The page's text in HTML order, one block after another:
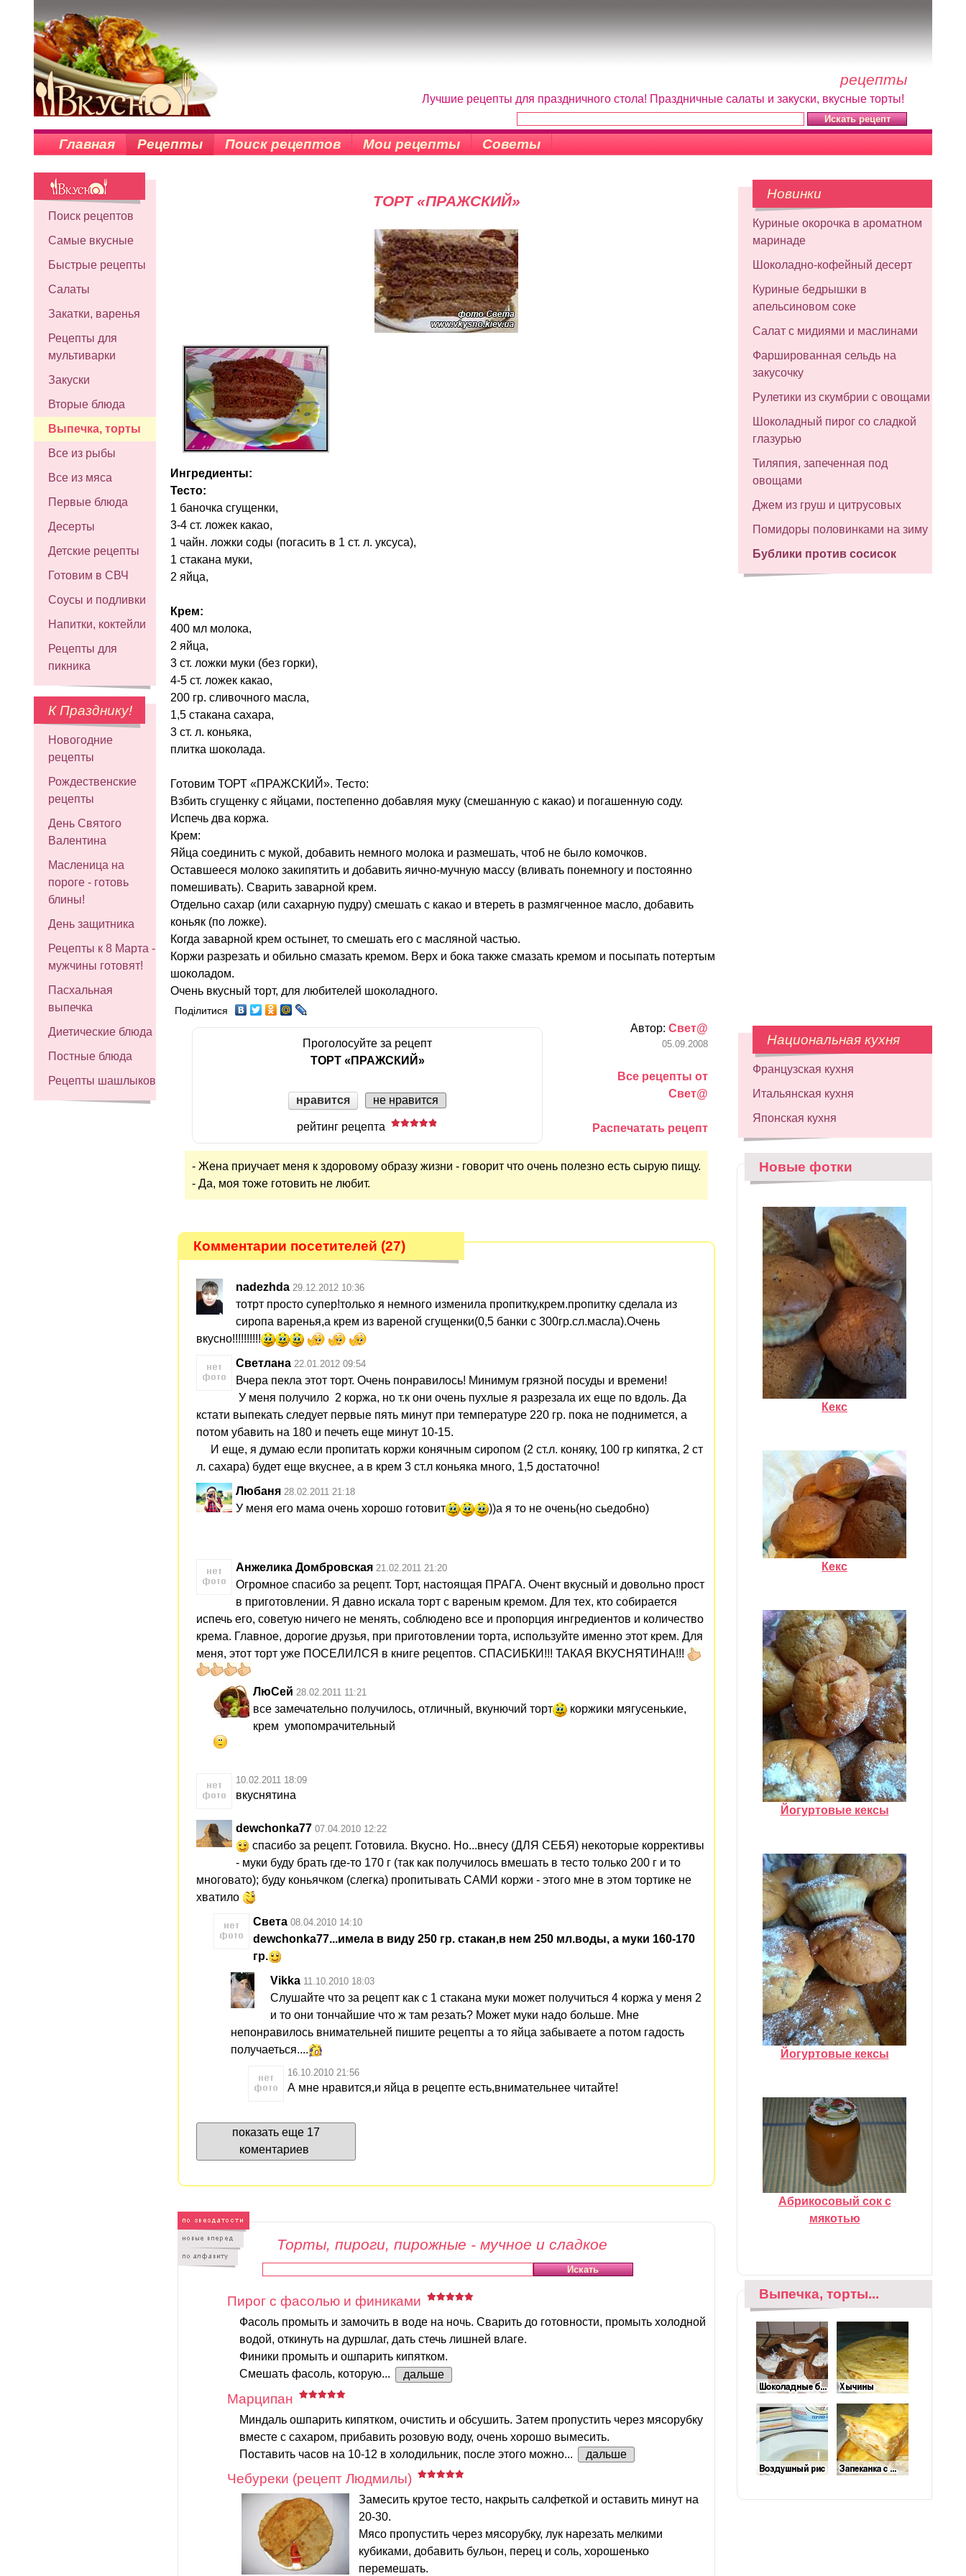
рецепты
Лучшие рецепты для праздничного стола! Праздничные салаты и закуски, вкусные торты!
Главная Рецепты Поиск рецептов Мои рецепты Советы
Поиск рецептов
Самые вкусные
Быстрые рецепты
Салаты
Закатки, варенья
Рецепты для
мультиварки
Закуски
Вторые блюда
Выпечка, торты
Все из рыбы
Все из мяса
Первые блюда
Десерты
Детские рецепты
Готовим в СВЧ
Соусы и подливки
Напитки, коктейли
Рецепты для
пикника
К Празднику!
Новогодние
рецепты
Рождественские
рецепты
День Святого
Валентина
Масленица на
пороге - готовь
блины!
День защитника
Рецепты к 8 Марта -
мужчины готовят!
Пасхальная
выпечка
Диетические блюда
Постные блюда
Рецепты шашлыков
ТОРТ «ПРАЖСКИЙ»
Ингредиенты:
Тесто:
1 баночка сгущенки,
3-4 ст. ложек какао,
1 чайн. ложки соды (погасить в 1 ст. л. уксуса),
1 стакана муки,
2 яйца,
Крем:
400 мл молока,
2 яйца,
3 ст. ложки муки (без горки),
4-5 ст. ложек какао,
200 гр. сливочного масла,
1,5 стакана сахара,
3 ст. л. коньяка,
плитка шоколада.
Готовим ТОРТ «ПРАЖСКИЙ». Тесто:
Взбить сгущенку с яйцами, постепенно добавляя муку (смешанную с какао) и погашенную соду.
Испечь два коржа.
Крем:
Яйца соединить с мукой, добавить немного молока и размешать, чтоб не было комочков.
Оставшееся молоко закипятить и добавить яично-мучную массу (вливать понемногу и постоянно
помешивать). Сварить заварной крем.
Отдельно сахар (или сахарную пудру) смешать с какао и втереть в размягченное масло, добавить
коньяк (по ложке).
Когда заварной крем остынет, то смешать его с масляной частью.
Коржи разрезать и обильно смазать кремом. Верх и бока также смазать кремом и посыпать потертым
шоколадом.
Очень вкусный торт, для любителей шоколадного.
Поділитися
Проголосуйте за рецепт
ТОРТ «ПРАЖСКИЙ»
нравится не нравится
рейтинг рецепта
Автор: Свет@
05.09.2008
Все рецепты от
Свет@
Распечатать рецепт
- Жена приучает меня к здоровому образу жизни - говорит что очень полезно есть сырую пищу.
- Да, моя тоже готовить не любит.
Комментарии посетителей (27)
nadezhda 29.12.2012 10:36
тотрт просто супер!только я немного изменила пропитку,крем.пропитку сделала из
сиропа варенья,а крем из вареной сгущенки(0,5 банки с 300гр.сл.масла).Очень
вкусно!!!!!!!!!!
Светлана 22.01.2012 09:54
Вчера пекла этот торт. Очень понравилось! Минимум грязной посуды и времени!
У меня получило 2 коржа, но т.к они очень пухлые я разрезала их еще по вдоль. Да
кстати выпекать следует первые пять минут при температуре 220 гр. пока не поднимется, а
потом убавить на 180 и печеть еще минут 10-15.
И еще, я думаю если пропитать коржи конячным сиропом (2 ст.л. коняку, 100 гр кипятка, 2 ст
л. сахара) будет еще вкуснее, а в крем 3 ст.л коньяка много, 1,5 достаточно!
Любаня 28.02.2011 21:18
У меня его мама очень хорошо готовит ))а я то не очень(но сьедобно)
Анжелика Домбровская 21.02.2011 21:20
Огромное спасибо за рецепт. Торт, настоящая ПРАГА. Очент вкусный и довольно прост
в приготовлении. Я давно искала торт с вареным кремом. Для тех, кто собирается
испечь его, советую ничего не менять, соблюдено все и пропорция ингредиентов и количество
крема. Главное, дорогие друзья, при приготовлении торта, используйте именно этот крем. Для
меня, этот торт уже ПОСЕЛИЛСЯ в книге рецептов. СПАСИБКИ!!! ТАКАЯ ВКУСНЯТИНА!!!
ЛюСей 28.02.2011 11:21
все замечательно получилось, отличный, вкунючий торт
коржики мягусенькие,
крем умопомрачительный
10.02.2011 18:09
вкуснятина
dewchonka77 07.04.2010 12:22
спасибо за рецепт. Готовила. Вкусно. Но...внесу (ДЛЯ СЕБЯ) некоторые коррективы
- муки буду брать где-то 170 г (так как получилось вмешать в тесто только 200 г и то
многовато); буду коньячком (слегка) пропитывать САМИ коржи - этого мне в этом тортике не
хватило
Света 08.04.2010 14:10
dewchonka77...имела в виду 250 гр. стакан,в нем 250 мл.воды, а муки 160-170
гр.
Vikka 11.10.2010 18:03
Слушайте что за рецепт как с 1 стакана муки может получиться 4 коржа у меня 2
и то они тончайшие что ж там резать? Может муки надо больше. Мне
непонравилось внимательней пишите рецепты а то яйца забываете а потом гадость
получаеться....
16.10.2010 21:56
А мне нравится,и яйца в рецепте есть,внимательнее читайте!
показать еще 17
коментариев
Торты, пироги, пирожные - мучное и сладкое
Пирог с фасолью и финиками
Фасоль промыть и замочить в воде на ночь. Сварить до готовности, промыть холодной
водой, откинуть на дуршлаг, дать стечь лишней влаге.
Финики промыть и ошпарить кипятком.
Смешать фасоль, которую...
дальше
Марципан
Миндаль ошпарить кипятком, очистить и обсушить. Затем пропустить через мясорубку
вместе с сахаром, прибавить розовую воду, очень хорошо вымесить.
Поставить часов на 10-12 в холодильник, после этого можно...
дальше
Чебуреки (рецепт Людмилы)
Замесить крутое тесто, накрыть салфеткой и оставить минут на
20-30.
Мясо пропустить через мясорубку, лук нарезать мелкими
кубиками, добавить бульон, перец и соль, хорошенько
перемешать.
Новинки
Куриные окорочка в ароматном
маринаде
Шоколадно-кофейный десерт
Куриные бедрышки в
апельсиновом соке
Салат с мидиями и маслинами
Фаршированная сельдь на
закусочку
Рулетики из скумбрии с овощами
Шоколадный пирог со сладкой
глазурью
Тиляпия, запеченная под
овощами
Джем из груш и цитрусовых
Помидоры половинками на зиму
Бублики против сосисок
Национальная кухня
Французская кухня
Итальянская кухня
Японская кухня
Новые фотки
Кекс
Кекс
Йогуртовые кексы
Йогуртовые кексы
Абрикосовый сок с
мякотью
Выпечка, торты...